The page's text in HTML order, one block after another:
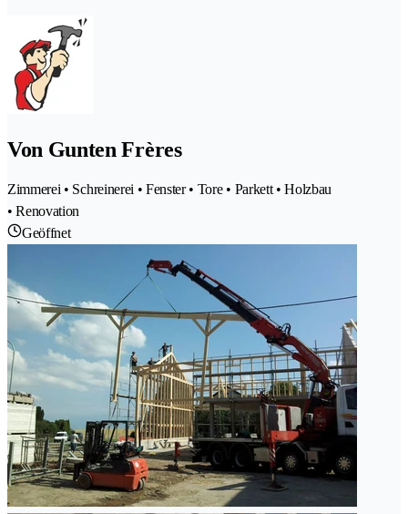
Von Gunten Frères
Zimmerei • Schreinerei • Fenster • Tore • Parkett • Holzbau
• Renovation
Geöffnet